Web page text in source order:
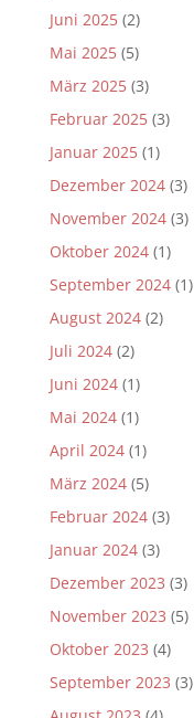
Juni 2025(2)
Mai 2025(5)
März 2025(3)
Februar 2025(3)
Januar 2025(1)
Dezember 2024(3)
November 2024(3)
Oktober 2024(1)
September 2024(1)
August 2024(2)
Juli 2024(2)
Juni 2024(1)
Mai 2024(1)
April 2024(1)
März 2024(5)
Februar 2024(3)
Januar 2024(3)
Dezember 2023 (3)
November 2023 (5)
Oktober 2023 (4)
September 2023 (3)